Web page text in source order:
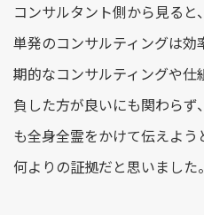
コンサルタント側から見る
単発のコンサルティングは効
期的なコンサルティングや
負した方が良いにも関わら
も全身全霊をかけて伝えよ
何よりの証拠だと思いました。